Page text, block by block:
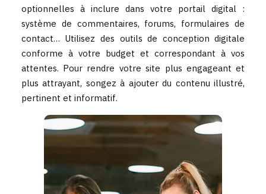
optionnelles à inclure dans votre portail digital :
système de commentaires, forums, formulaires de
contact… Utilisez des outils de conception digitale
conforme à votre budget et correspondant à vos
attentes. Pour rendre votre site plus engageant et
plus attrayant, songez à ajouter du contenu illustré,
pertinent et informatif.